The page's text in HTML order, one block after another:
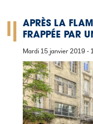
APRÈS LA
FRAPPÉE PAR
Mardi 15 janvier 2019 -